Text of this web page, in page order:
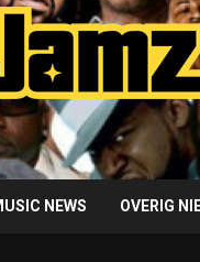
NEWS OVERIG